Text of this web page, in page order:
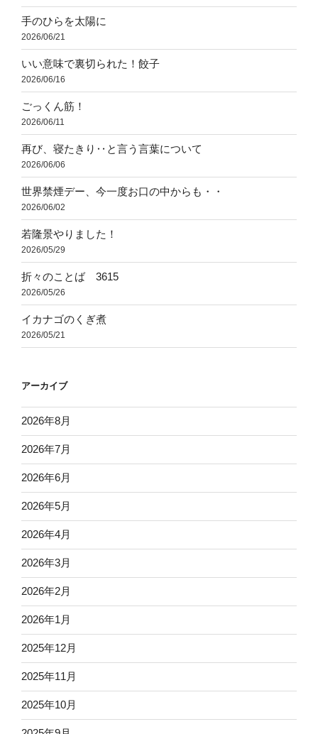
手のひらを太陽に
2026/06/21
いい意味で裏切られた！餃子
2026/06/16
ごっくん筋！
2026/06/11
再び、寝たきり‥と言う言葉について
2026/06/06
世界禁煙デー、今一度お口の中からも・・
2026/06/02
若隆景やりました！
2026/05/29
折々のことば 3615
2026/05/26
イカナゴのくぎ煮
2026/05/21
アーカイブ
2026年8月
2026年7月
2026年6月
2026年5月
2026年4月
2026年3月
2026年2月
2026年1月
2025年12月
2025年11月
2025年10月